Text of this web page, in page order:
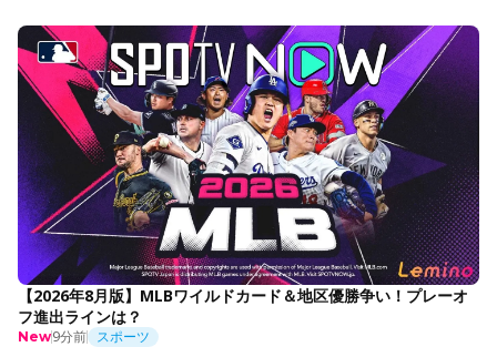
【2026年8月版】MLBワイルドカード＆地区優勝争い！プレーオ
フ進出ラインは？
New9分前 スポーツ